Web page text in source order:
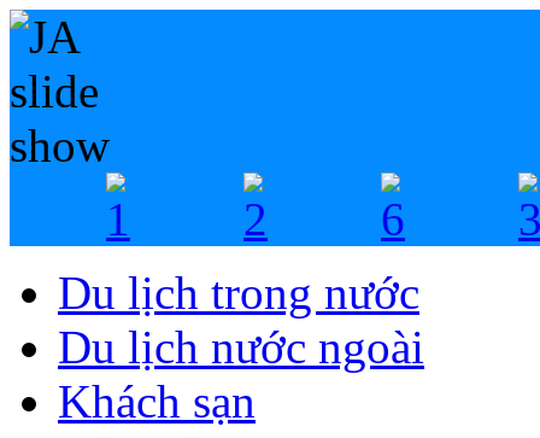
Du lịch trong nước
Du lịch nước ngoài
Khách sạn